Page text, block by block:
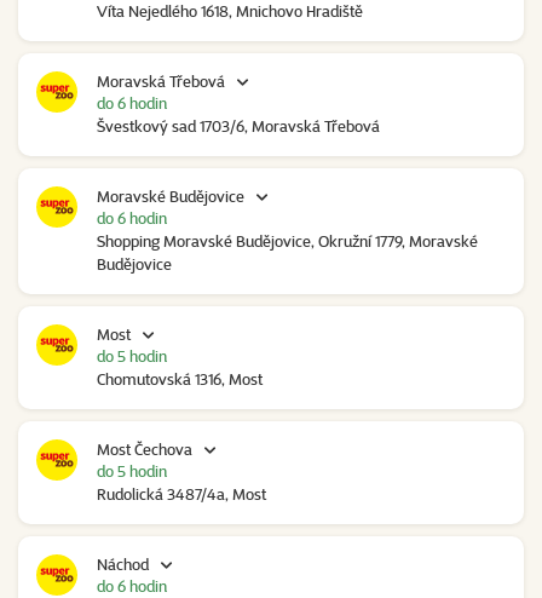
Víta Nejedlého 1618, Mnichovo Hradiště
Moravská Třebová
Švestkový sad 1703/6, Moravská Třebová
do 6 hodin
Moravské Budějovice
Shopping Moravské Budějovice, Okružní 1779, Moravské
Budějovice
do 6 hodin
Most
Chomutovská 1316, Most
do 5 hodin
Most Čechova
Rudolická 3487/4a, Most
do 5 hodin
Náchod
do 6 hodin